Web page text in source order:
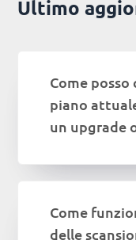
Ultimo
Come
piano
un upgrade
Come
delle